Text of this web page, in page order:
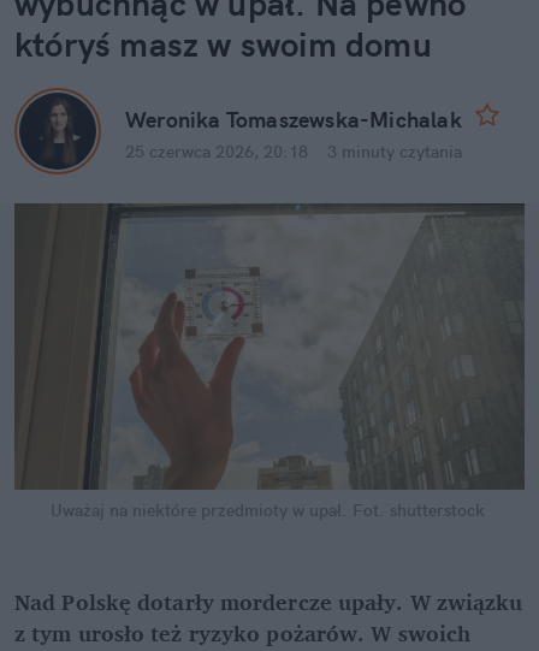
któryś masz w swoim domu
Weronika Tomaszewska-Michalak
25 czerwca 2026, 20:18 3 minuty czytania
Uważaj na niektóre przedmioty w upał. Fot. shutterstock
Nad Polskę dotarły mordercze upały. W związku
z tym urosło też ryzyko pożarów. W swoich